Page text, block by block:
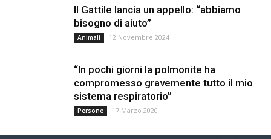
Il Gattile lancia un appello: “abbiamo
bisogno di aiuto”
Animali 12 Novembre 2024
“In pochi giorni la polmonite ha
compromesso gravemente tutto il mio
sistema respiratorio”
Persone 17 Marzo 2020